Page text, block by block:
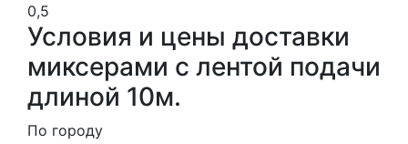
0,5
Условия и цены доставки
миксерами с лентой подачи
длиной 10м.
По городу